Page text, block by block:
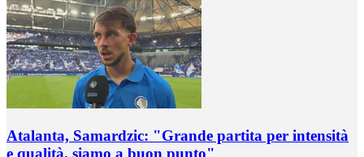
Atalanta, Samardzic: "Grande partita per intensità
e qualità, siamo a buon punto"